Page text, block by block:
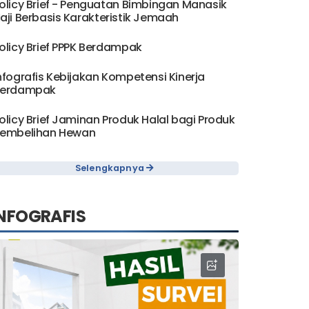
Brief - Penguatan Bimbingan Manasik
Berbasis Karakteristik Jemaah
Brief PPPK Berdampak
Kebijakan Kompetensi Kinerja
Brief Jaminan Produk Halal bagi Produk
Hewan
Selengkapnya